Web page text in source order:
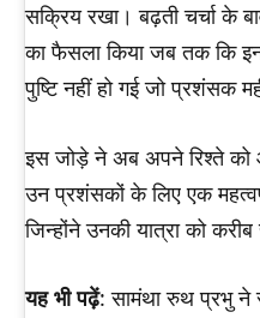
सक्रिय रखा। बढ़ती चर्चा के
का फैसला किया जब तक कि
पुष्टि नहीं हो गई जो प्रशंसक
इस जोड़े ने अब अपने रिश्ते को
उन प्रशंसकों के लिए एक
जिन्होंने उनकी यात्रा को
यह भी पढ़ें: सामंथा रुथ प्रभु ने